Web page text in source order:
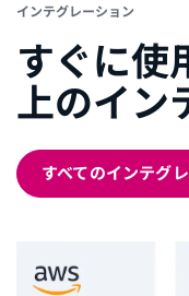
インテグレーション
すぐに使
上のイン
すべてのインテグ